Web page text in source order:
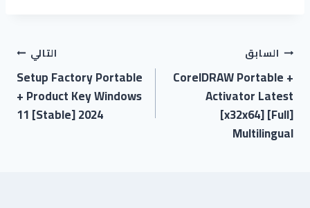
السابق
CorelDRAW Portable +
Activator Latest
[x32x64] [Full]
Multilingual
التالي
Setup Factory Portable
+ Product Key Windows
11 [Stable] 2024